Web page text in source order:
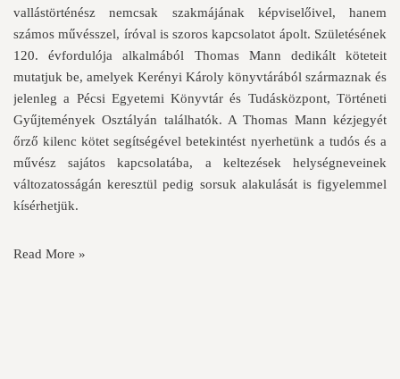
vallástörténész nemcsak szakmájának képviselőivel, hanem
számos művésszel, íróval is szoros kapcsolatot ápolt. Születésének
120. évfordulója alkalmából Thomas Mann dedikált köteteit
mutatjuk be, amelyek Kerényi Károly könyvtárából származnak és
jelenleg a Pécsi Egyetemi Könyvtár és Tudásközpont, Történeti
Gyűjtemények Osztályán találhatók. A Thomas Mann kézjegyét
őrző kilenc kötet segítségével betekintést nyerhetünk a tudós és a
művész sajátos kapcsolatába, a keltezések helységneveinek
változatosságán keresztül pedig sorsuk alakulását is figyelemmel
kísérhetjük.
Read More »